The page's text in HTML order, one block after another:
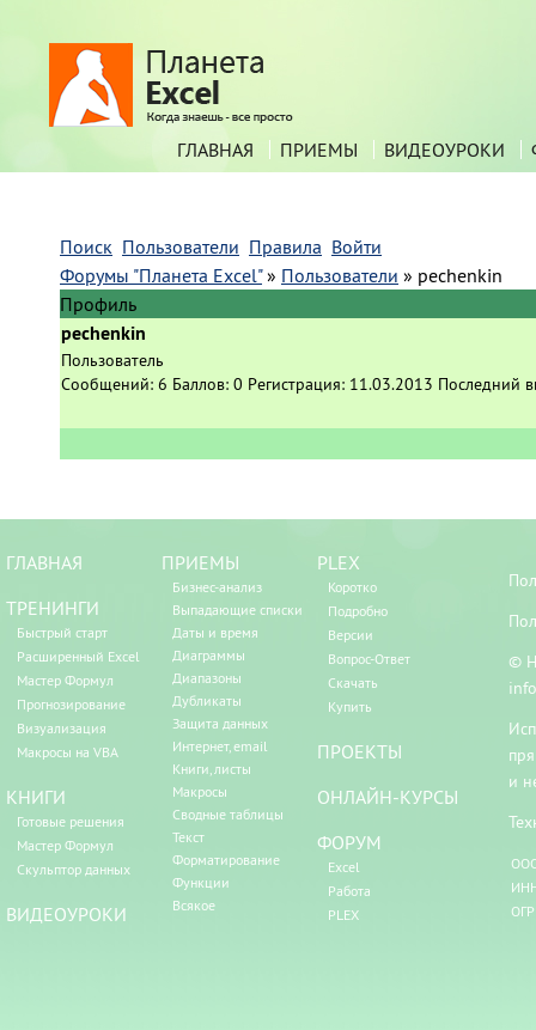
ГЛАВНАЯ ПРИЕМЫ ВИДЕОУРОКИ
Поиск Пользователи Правила Войти
Форумы "Планета Excel" » Пользователи » pechenkin
Профиль
pechenkin
Пользователь
Сообщений: 6 Баллов: 0 Регистрация: 11.03.2013 Последний
ГЛАВНАЯ
ТРЕНИНГИ
Быстрый старт
Расширенный Excel
Мастер Формул
Прогнозирование
Визуализация
Макросы на VBA
КНИГИ
Готовые решения
Мастер Формул
Скульптор данных
ВИДЕОУРОКИ
ПРИЕМЫ
Бизнес-анализ
Выпадающие списки
Даты и время
Диаграммы
Диапазоны
Дубликаты
Защита данных
Интернет, email
Книги, листы
Макросы
Сводные таблицы
Текст
Форматирование
Функции
Всякое
PLEX
Коротко
Подробно
Версии
Вопрос-Ответ
Скачать
Купить
ПРОЕКТЫ
ОНЛАЙН-КУРСЫ
ФОРУМ
Excel
Работа
PLEX
©
и